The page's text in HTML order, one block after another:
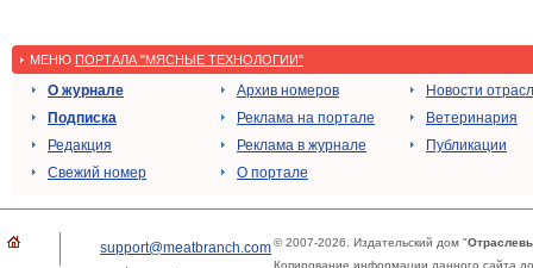
МЕНЮ ПОРТАЛА "МЯСНЫЕ ТЕХНОЛОГИИ"
О журнале
Подписка
Редакция
Свежий номер
Архив номеров
Реклама на портале
Реклама в журнале
О портале
Новости
Ветеринария
Публикации
support@meatbranch.com© 2007-2026. Издательский дом "
Копирование информации данного сайта